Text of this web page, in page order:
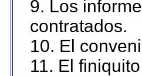
9. Los
contratados.
10. El
11. El finiquito